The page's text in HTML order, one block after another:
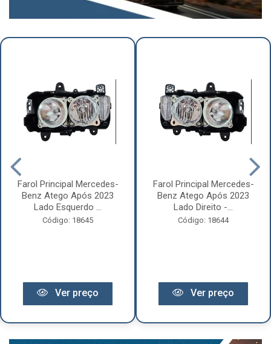
Farol Principal Mercedes-
Benz Atego Após 2023
Lado Esquerdo ...
Código: 18645
Ver preço
Farol Principal Mercedes-
Benz Atego Após 2023
Lado Direito -...
Código: 18644
Ver preço